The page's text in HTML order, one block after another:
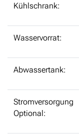
Kühlschrank:
Wasservorrat:
Abwassertank:
Stromversorgung
Optional: